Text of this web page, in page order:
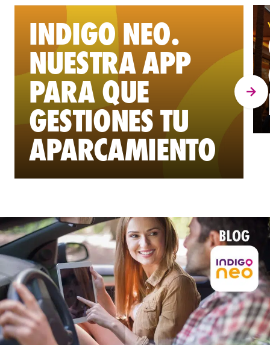
INDIGO NEO.
NUESTRA APP
PARA QUE
GESTIONES TU
APARCAMIENTO